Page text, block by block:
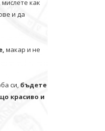
мислете как
и да
макар и не
си, бъдете
красиво и